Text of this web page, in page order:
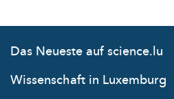
Das Neueste auf science.lu
Wissenschaft in Luxemburg